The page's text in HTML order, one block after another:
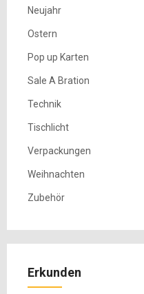
Neujahr
Ostern
Pop up Karten
Sale A Bration
Technik
Tischlicht
Verpackungen
Weihnachten
Zubehör
Erkunden